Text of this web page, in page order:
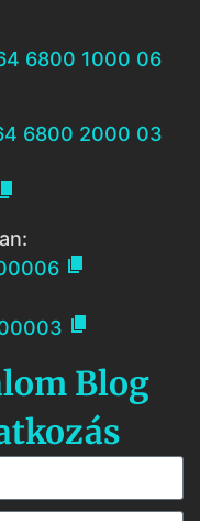
6800 1000 06
6800 2000 03


Blog